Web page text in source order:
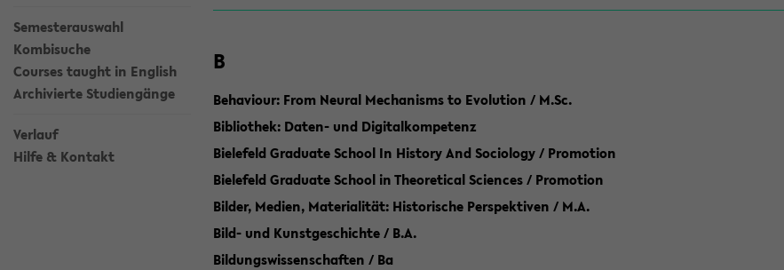
Semesterauswahl
Kombisuche
Courses taught in English
Archivierte Studiengänge
Verlauf
Hilfe & Kontakt
B
Behaviour: From Neural Mechanisms to Evolution / M.Sc.
Bibliothek: Daten- und Digitalkompetenz
Bielefeld Graduate School In History And Sociology / Promotion
Bielefeld Graduate School in Theoretical Sciences / Promotion
Bilder, Medien, Materialität: Historische Perspektiven / M.A.
Bild- und Kunstgeschichte / B.A.
Bildungswissenschaften / Ba